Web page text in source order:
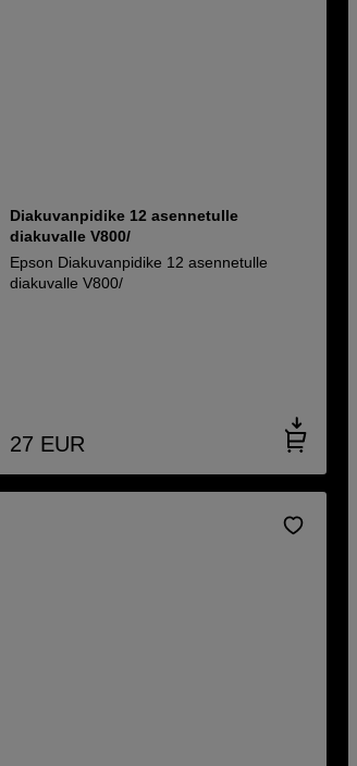
Diakuvanpidike 12 asennetulle
diakuvalle V800/
Epson Diakuvanpidike 12 asennetulle
diakuvalle V800/
27 EUR